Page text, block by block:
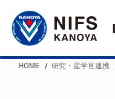
HOME 研究・産学官連携